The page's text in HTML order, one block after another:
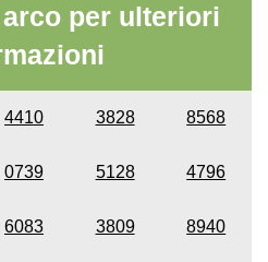
per ulteriori
4410 3828 8568
0739 5128 4796
6083 3809 8940